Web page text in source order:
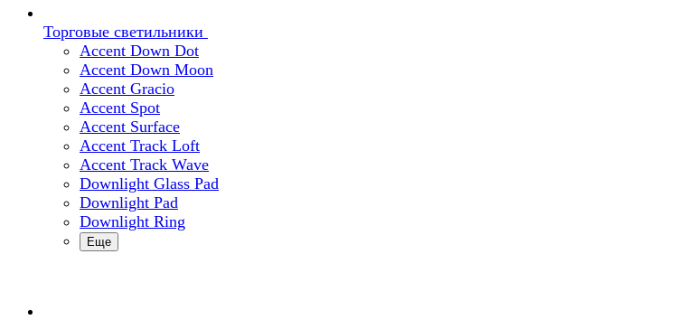
Торговые светильники
Accent Down Dot
Accent Down Moon
Accent Gracio
Accent Spot
Accent Surface
Accent Track Loft
Accent Track Wave
Downlight Glass Pad
Downlight Pad
Downlight Ring
Еще